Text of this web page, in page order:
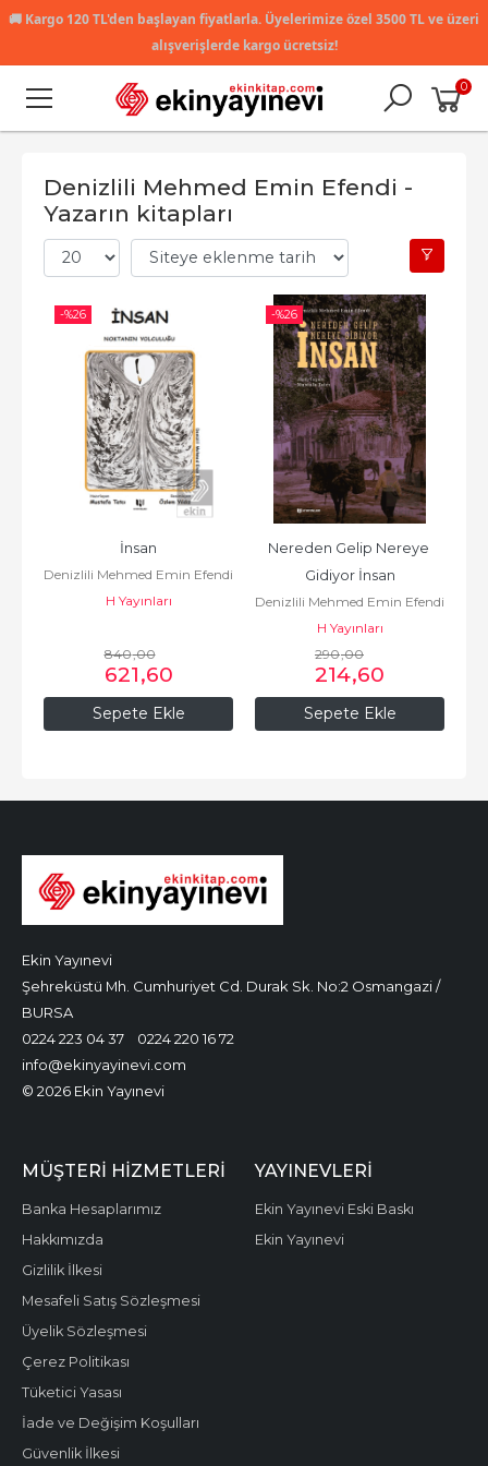
🚚 Kargo 120 TL'den başlayan fiyatlarla. Üyelerimize özel 3500 TL ve üzeri
alışverişlerde kargo ücretsiz!
0
Denizlili Mehmed Emin Efendi -
Yazarın kitapları
-%26
Sepete Ekle
İnsan
Denizlili Mehmed Emin Efendi
H Yayınları
840,00
621,60
-%26
Sepete Ekle
Nereden Gelip Nereye
Gidiyor İnsan
Denizlili Mehmed Emin Efendi
H Yayınları
290,00
214,60
Ekin Yayınevi
Şehreküstü Mh. Cumhuriyet Cd. Durak Sk. No:2 Osmangazi /
BURSA
0224 223 04 37
0224 220 16 72
info@ekinyayinevi.com
© 2026 Ekin Yayınevi
MÜŞTERI HIZMETLERI
Banka Hesaplarımız
Hakkımızda
Gizlilik İlkesi
Mesafeli Satış Sözleşmesi
Üyelik Sözleşmesi
Çerez Politikası
Tüketici Yasası
İade ve Değişim Koşulları
Güvenlik İlkesi
YAYINEVLERI
Ekin Yayınevi Eski Baskı
Ekin Yayınevi